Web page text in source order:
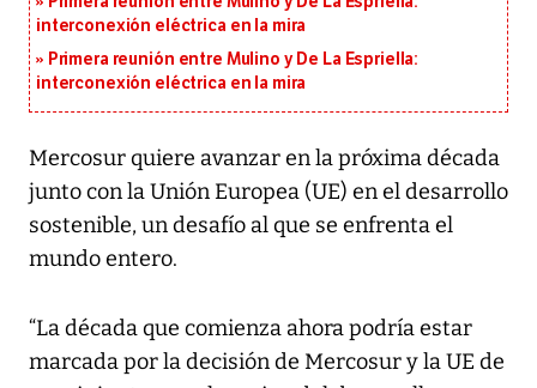
interconexión eléctrica en la mira
Primera reunión entre Mulino y De La Espriella:
interconexión eléctrica en la mira
Mercosur quiere avanzar en la próxima década
junto con la Unión Europea (UE) en el desarrollo
sostenible, un desafío al que se enfrenta el
mundo entero.
“La década que comienza ahora podría estar
marcada por la decisión de Mercosur y la UE de